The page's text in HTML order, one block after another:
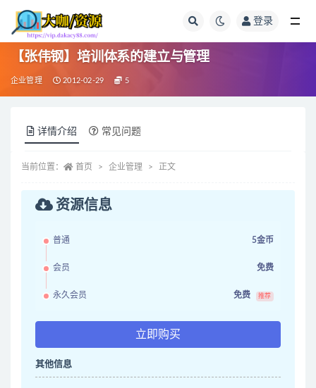
登录
【张伟钢】培训体系的建立与管理
企业管理 2012-02-29 5
详情介绍 常见问题
当前位置： 首页 企业管理 正文
资源信息
普通 5金币
会员 免费
永久会员 免费 推荐
立即购买
其他信息
全部